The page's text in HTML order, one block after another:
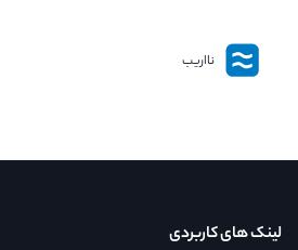
نااریب
لینک های کاربردی